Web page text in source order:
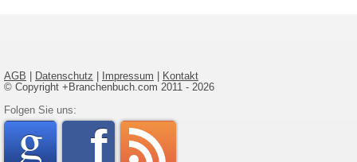
AGB Datenschutz Impressum
Kontakt
© Copyright +Branchenbuch.com 2011 - 2026
Folgen Sie uns:
google